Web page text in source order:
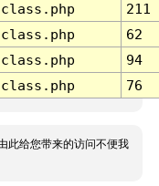
211
62
94
76
此给您带来的访问不便我